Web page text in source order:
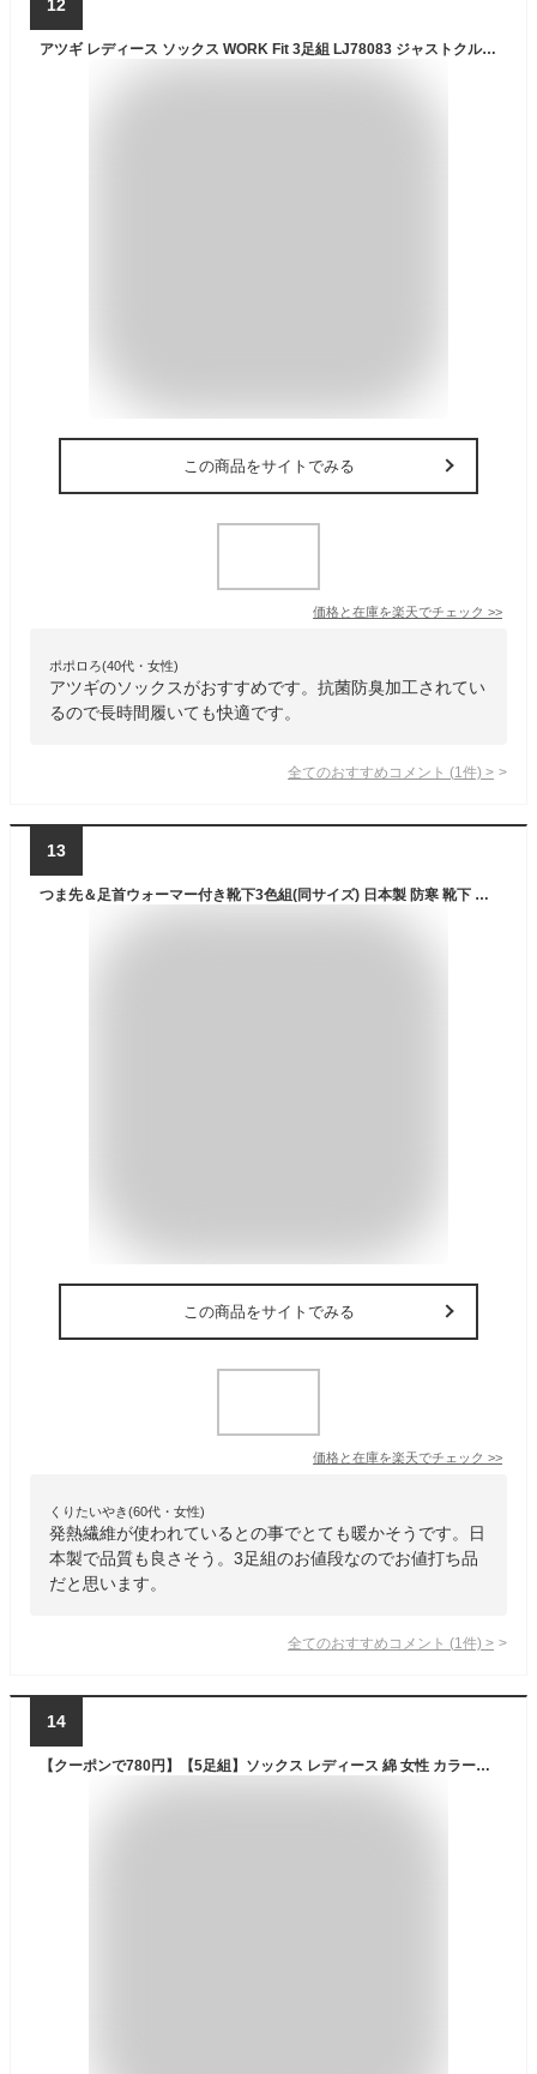
12
アツギ レディース ソックス WORK Fit 3足組 LJ78083 ジャストクルー丈 靴下 綿混 くつした 通勤 ビジネス 婦人 履き替え (01401)
この商品をサイトでみる
価格と在庫を楽天でチェック >>
ポポロろ(40代・女性)
アツギのソックスがおすすめです。抗菌防臭加工されてい
るので長時間履いても快適です。
全てのおすすめコメント (1 件) >
13
つま先＆足首ウォーマー付き靴下3色組(同サイズ) 日本製 防寒 靴下 あったか レディース メンズ 冬 冬用 暖かい おしゃれ 暖か靴下 温か靴下 防寒靴下
この商品をサイトでみる
価格と在庫を楽天でチェック >>
くりたいやき(60代・女性)
発熱繊維が使われているとの事でとても暖かそうです。日
本製で品質も良さそう。3足組のお値段なのでお値打ち品
だと思います。
全てのおすすめコメント (1 件) >
14
【クーポンで780円】【5足組】ソックス レディース 綿 女性 カラーソックス コットンソックス スクールソックス ブーツ ジュニア ソックススニーカー くつ下 春秋冬 無地 中厚手 ギフト 通学 通勤 ナチュラル 足首 ゆったり 22-24cm 靴下 暖かい 冷え取り ルームソックス